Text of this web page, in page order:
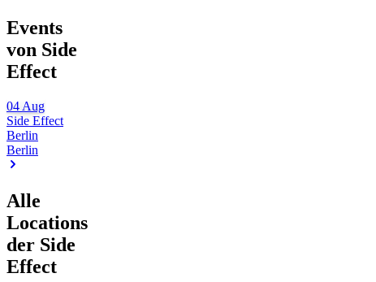
Events
von Side
Effect
04 Aug
Side Effect
Berlin
Berlin
Alle
Locations
der Side
Effect